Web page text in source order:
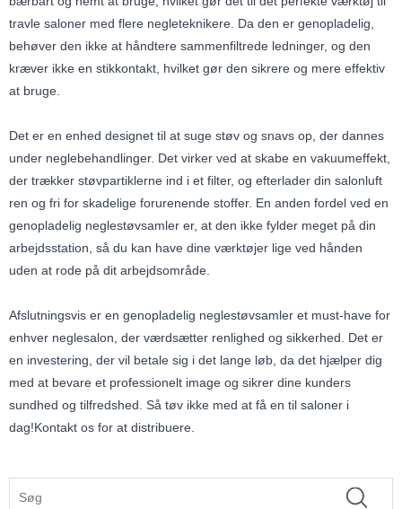
travle saloner med flere negleteknikere. Da den er genopladelig,
behøver den ikke at håndtere sammenfiltrede ledninger, og den
kræver ikke en stikkontakt, hvilket gør den sikrere og mere effektiv
at bruge.
Det er en enhed designet til at suge støv og snavs op, der dannes
under neglebehandlinger. Det virker ved at skabe en vakuumeffekt,
der trækker støvpartiklerne ind i et filter, og efterlader din salonluft
ren og fri for skadelige forurenende stoffer. En anden fordel ved en
genopladelig neglestøvsamler er, at den ikke fylder meget på din
arbejdsstation, så du kan have dine værktøjer lige ved hånden
uden at rode på dit arbejdsområde.
Afslutningsvis er en genopladelig neglestøvsamler et must-have for
enhver neglesalon, der værdsætter renlighed og sikkerhed. Det er
en investering, der vil betale sig i det lange løb, da det hjælper dig
med at bevare et professionelt image og sikrer dine kunders
sundhed og tilfredshed. Så tøv ikke med at få en til saloner i
dag!Kontakt os for at distribuere.